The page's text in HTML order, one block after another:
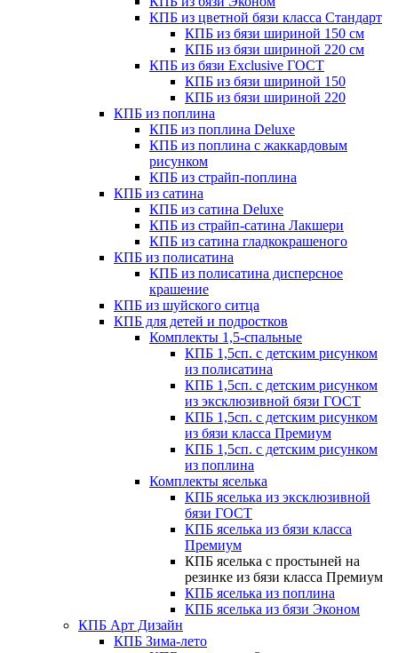
КПБ из цветной бязи класса Стандарт
КПБ из бязи шириной 150 см
КПБ из бязи шириной 220 см
КПБ из бязи Exclusive ГОСТ
КПБ из бязи шириной 150
КПБ из бязи шириной 220
КПБ из поплина
КПБ из поплина Deluxe
КПБ из поплина с жаккардовым
рисунком
КПБ из страйп-поплина
КПБ из сатина
КПБ из сатина Deluxe
КПБ из страйп-сатина Лакшери
КПБ из сатина гладкокрашеного
КПБ из полисатина
КПБ из полисатина дисперсное
крашение
КПБ из шуйского ситца
КПБ для детей и подростков
Комплекты 1,5-спальные
КПБ 1,5сп. с детским рисунком
из полисатина
КПБ 1,5сп. с детским рисунком
из эксклюзивной бязи ГОСТ
КПБ 1,5сп. с детским рисунком
из бязи класса Премиум
КПБ 1,5сп. с детским рисунком
из поплина
Комплекты яселька
КПБ яселька из эксклюзивной
бязи ГОСТ
КПБ яселька из бязи класса
Премиум
КПБ яселька с простыней на
резинке из бязи класса Премиум
КПБ яселька из поплина
КПБ яселька из бязи Эконом
КПБ Арт Дизайн
КПБ Зима-лето